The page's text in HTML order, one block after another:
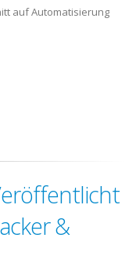
auf Automatisierung
&